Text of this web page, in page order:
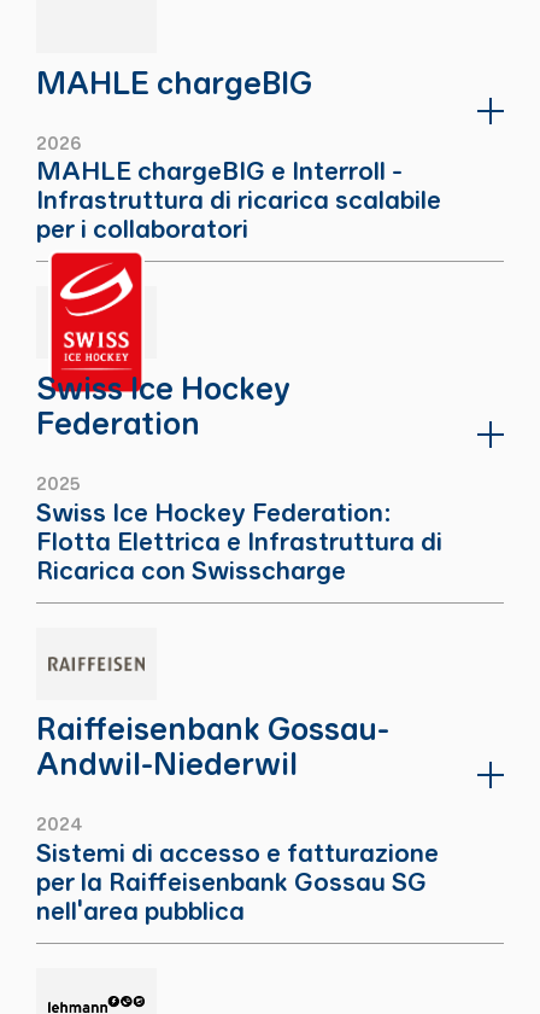
MAHLE chargeBIG
2026
MAHLE chargeBIG e Interroll -
Infrastruttura di ricarica scalabile
per i collaboratori
Swiss Ice Hockey
Federation
2025
Swiss Ice Hockey Federation:
Flotta Elettrica e Infrastruttura di
Ricarica con Swisscharge
Raiffeisenbank Gossau-
Andwil-Niederwil
2024
Sistemi di accesso e fatturazione
per la Raiffeisenbank Gossau SG
nell'area pubblica